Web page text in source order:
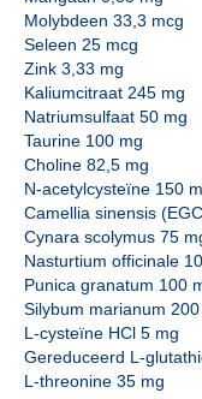
Molybdeen 33,3 mcg
Seleen 25 mcg
Zink 3,33 mg
Kaliumcitraat 245 mg
Natriumsulfaat 50 mg
Taurine 100 mg
Choline 82,5 mg
N-acetylcysteïne 150
Camellia sinensis
Cynara scolymus 75
Nasturtium officinale
Punica granatum 100
Silybum marianum
L-cysteïne HCl 5 mg
Gereduceerd L-
L-threonine 35 mg